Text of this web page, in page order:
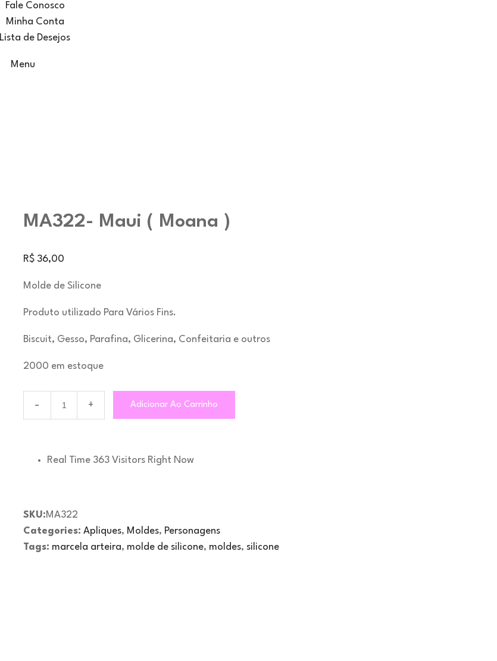
Fale Conosco
Minha Conta
Lista de Desejos
Menu
MA322- Maui ( Moana )
R$ 36,00
Molde de Silicone
Produto utilizado Para Vários Fins.
Biscuit, Gesso, Parafina, Glicerina, Confeitaria e outros
2000 em estoque
Adicionar Ao Carrinho
Real Time 363 Visitors Right Now
SKU:MA322
Categories: Apliques, Moldes, Personagens
Tags: marcela arteira, molde de silicone, moldes, silicone